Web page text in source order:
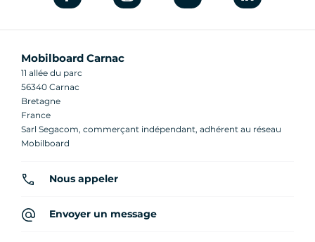
Mobilboard Carnac
11 allée du parc
56340 Carnac
Bretagne
France
Sarl Segacom, commerçant indépendant, adhérent au réseau
Mobilboard
Nous appeler
Envoyer un message